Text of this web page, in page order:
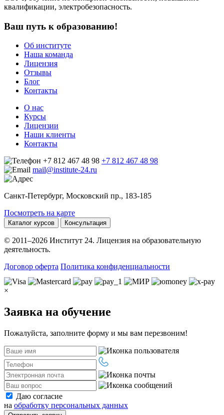
квалификации, электробезопасность.
Ваш путь к образованию!
Об институте
Наша команда
Лицензия
Отзывы
Блог
Контакты
О нас
Курсы
Лицензии
Наши клиенты
Контакты
+7 812 467 48 98 +7 812 467 48 98
mail@institute-24.ru
Санкт-Петербург, Московский пр., 183-185
Посмотреть на карте
Каталог курсов Консультация
© 2011–2026 Институт 24. Лицензия на образовательную
деятельность.
Договор оферта Политика конфиденциальности
×
Заявка на обучение
Пожалуйста, заполните форму и мы вам перезвоним!
Даю согласие
на обработку персональных данных